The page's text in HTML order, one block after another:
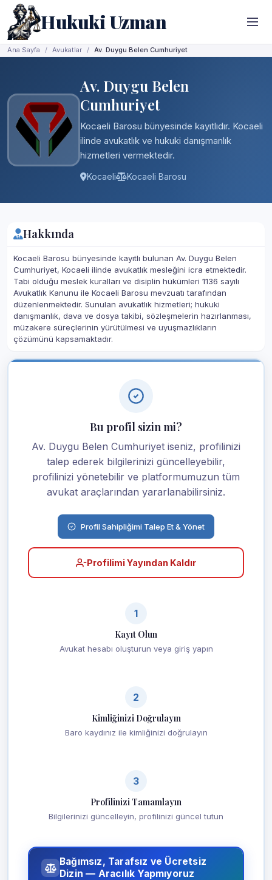
Hukuki Uzman
Ana Sayfa Avukatlar Av. Duygu Belen Cumhuriyet
Av. Duygu Belen
Cumhuriyet
Kocaeli Barosu bünyesinde kayıtlıdır. Kocaeli
ilinde avukatlık ve hukuki danışmanlık
hizmetleri vermektedir.
Kocaeli Kocaeli Barosu
Hakkında
Kocaeli Barosu bünyesinde kayıtlı bulunan Av. Duygu Belen
Cumhuriyet, Kocaeli ilinde avukatlık mesleğini icra etmektedir.
Tabi olduğu meslek kuralları ve disiplin hükümleri 1136 sayılı
Avukatlık Kanunu ile Kocaeli Barosu mevzuatı tarafından
düzenlenmektedir. Sunulan avukatlık hizmetleri; hukuki
danışmanlık, dava ve dosya takibi, sözleşmelerin hazırlanması,
müzakere süreçlerinin yürütülmesi ve uyuşmazlıkların
çözümünü kapsamaktadır.
Bu profil sizin mi?
Av. Duygu Belen Cumhuriyet iseniz, profilinizi
talep ederek bilgilerinizi güncelleyebilir,
profilinizi yönetebilir ve platformumuzun tüm
avukat araçlarından yararlanabilirsiniz.
Profil Sahipliğimi Talep Et & Yönet
Profilimi Yayından Kaldır
1
Kayıt Olun
Avukat hesabı oluşturun veya giriş yapın
2
Kimliğinizi Doğrulayın
Baro kaydınız ile kimliğinizi doğrulayın
3
Profilinizi Tamamlayın
Bilgilerinizi güncelleyin, profilinizi güncel tutun
Bağımsız, Tarafsız ve Ücretsiz
Dizin — Aracılık Yapmıyoruz